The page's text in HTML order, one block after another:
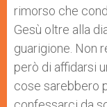
rimorso che
Gesù oltre alla
guarigione. Non
però di affidarsi
cose sarebbero